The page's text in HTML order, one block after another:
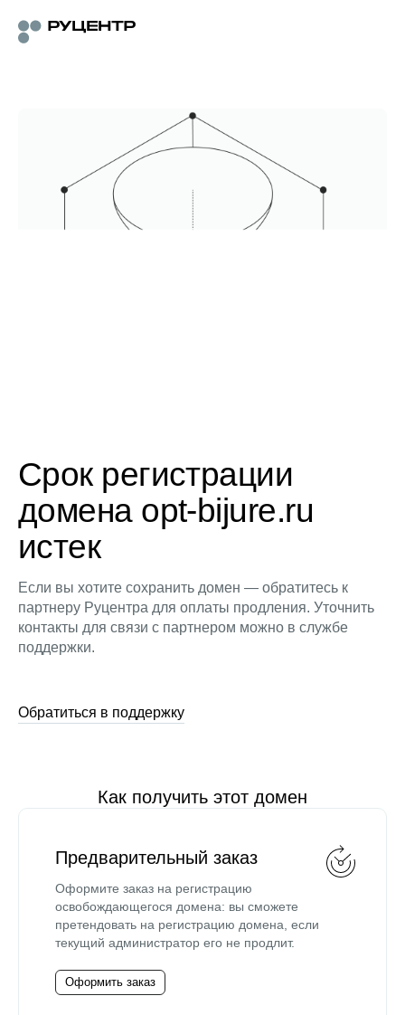
Срок регистрации
домена opt-bijure.ru
истек
Если вы хотите сохранить домен — обратитесь к
партнеру Руцентра для оплаты продления. Уточнить
контакты для связи с партнером можно в службе
поддержки.
Обратиться в поддержку
Как получить этот домен
Предварительный заказ
Оформите заказ на регистрацию
освобождающегося домена: вы сможете
претендовать на регистрацию домена, если
текущий администратор его не продлит.
Оформить заказ